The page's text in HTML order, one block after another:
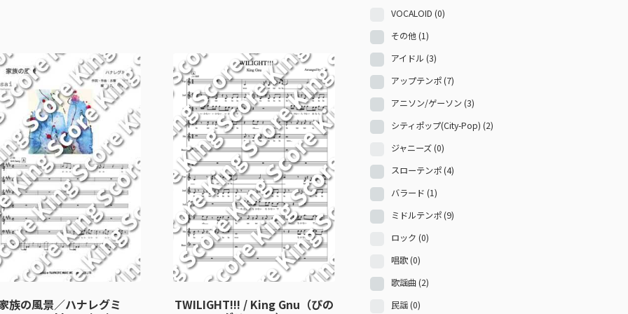
族の風景／ハナレグミ TWILIGHT!!! / King Gnu（ぴの
VOCALOID (0)
その他(1)
アイドル (3)
アップテンポ(7)
アニソン/ゲーソン (3)
シティポップ(City-Pop) (2)
ジャニーズ(0)
スローテンポ(4)
バラード (1)
ミドルテンポ(9)
ロック (0)
唱歌(0)
歌謡曲(2)
民謡(0)